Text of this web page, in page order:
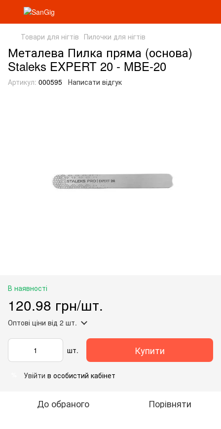
Товари для нігтів Пилочки для нігтів
Металева Пилка пряма (основа)
Staleks EXPERT 20 - MBE-20
Артикул: 000595 Написати відгук
В наявності
120.98 грн/шт.
Оптові ціни від 2 шт.
шт. Купити
Увійти в особистий кабінет
До обраного Порівняти